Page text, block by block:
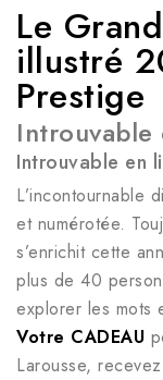
Le
illustré
Prestige
Introuvable en
L’incontournable
et numérotée.
s’enrichit cette
plus de 40
explorer les mots
Votre CADEAU
Larousse, recevez